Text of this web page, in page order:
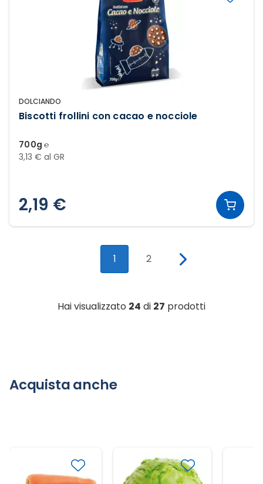
DOLCIANDO
Biscotti frollini con cacao e nocciole
700g ℮
3,13 € al GR
2,19 €
1 2
Hai visualizzato 24 di 27 prodotti
Acquista anche